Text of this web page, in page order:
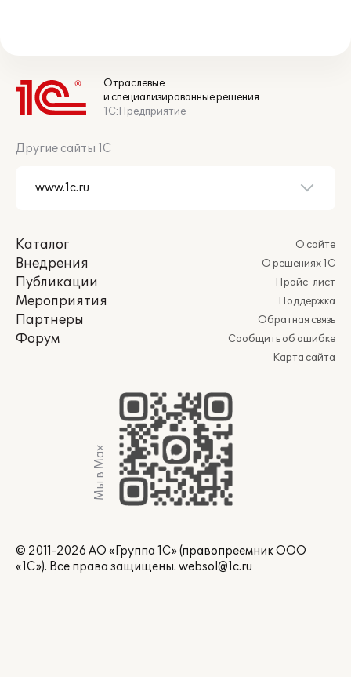
Отраслевые
и специализированные решения
1С:Предприятие
Другие сайты 1С
Каталог
Внедрения
Публикации
Мероприятия
Партнеры
Форум
О сайте
О решениях 1С
Прайс-лист
Поддержка
Обратная связь
Сообщить об ошибке
Карта сайта
Мы в Max
© 2011-2026 АО «Группа 1С» (правопреемник ООО
«1С»). Все права защищены. websol@1c.ru